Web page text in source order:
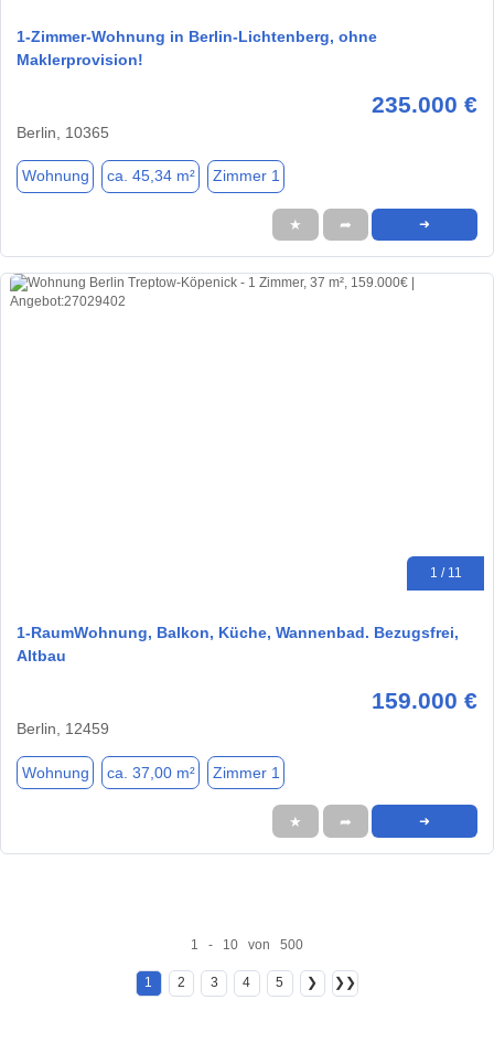
1-Zimmer-Wohnung in Berlin-Lichtenberg, ohne
Maklerprovision!
235.000 €
Berlin, 10365
Wohnung ca. 45,34 m² Zimmer 1
★ ➦ ➜
1 / 11
1-RaumWohnung, Balkon, Küche, Wannenbad. Bezugsfrei,
Altbau
159.000 €
Berlin, 12459
Wohnung ca. 37,00 m² Zimmer 1
★ ➦ ➜
1 - 10 von 500
1 2 3 4 5 ❯ ❯❯